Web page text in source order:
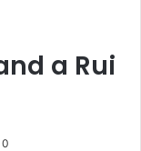
a Rui
0